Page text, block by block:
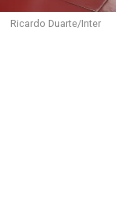
Ricardo Duarte/Inter